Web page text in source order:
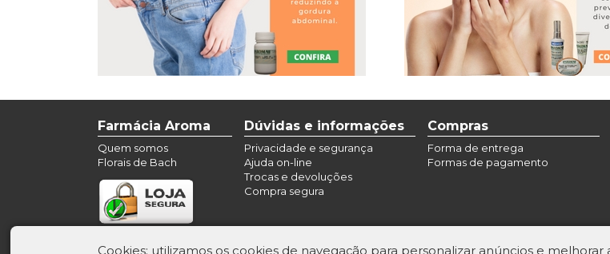
Farmácia Aroma
Quem somos
Florais de Bach
Dúvidas e informações
Privacidade e segurança
Ajuda on-line
Trocas e devoluções
Compra segura
Compras
Forma de entrega
Formas de pagamento
Cookies: utilizamos os cookies de navegação para personalizar anúncios e melhorar